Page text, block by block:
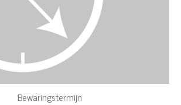
Bewaringstermijn